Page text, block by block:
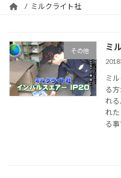
ミルクライト社
その他 ミ
ミ
る
れ
れ
る